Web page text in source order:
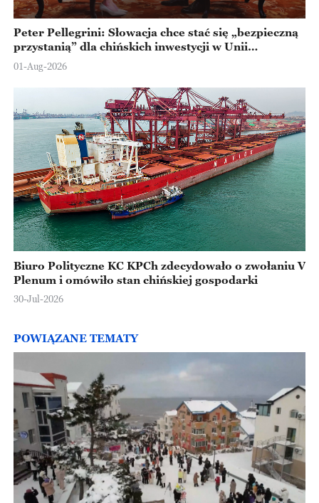
Peter Pellegrini: Słowacja chce stać się „bezpieczną
przystanią” dla chińskich inwestycji w Unii
Europejskiej
01-Aug-2026
Biuro Polityczne KC KPCh zdecydowało o zwołaniu V
Plenum i omówiło stan chińskiej gospodarki
30-Jul-2026
POWIĄZANE TEMATY